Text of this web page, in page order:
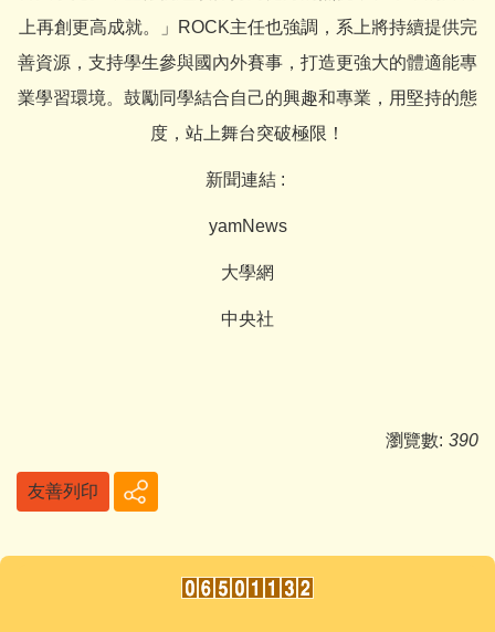
上再創更高成就。」ROCK主任也強調，系上將持續提供完
善資源，支持學生參與國內外賽事，打造更強大的體適能專
業學習環境。鼓勵同學結合自己的興趣和專業，用堅持的態
度，站上舞台突破極限！
新聞連結 :
yamNews
大學網
中央社
瀏覽數: 390
友善列印